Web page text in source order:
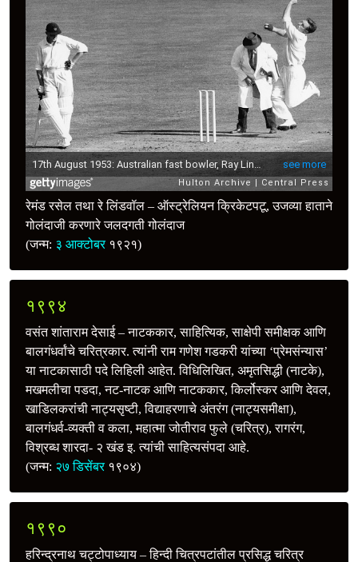
रेमंड रसेल तथा रे लिंडवॉल – ऑस्ट्रेलियन क्रिकेटपटू, उजव्या हाताने
गोलंदाजी करणारे जलदगती गोलंदाज
(जन्म: ३ आक्टोबर१९२१)
१९९४
वसंत शांताराम देसाई – नाटककार, साहित्यिक, साक्षेपी समीक्षक आणि
बालगंधर्वांचे चरित्रकार. त्यांनी राम गणेश गडकरी यांच्या ‘प्रेमसंन्यास’
या नाटकासाठी पदे लिहिली आहेत. विधिलिखित, अमृतसिद्धी (नाटके),
मखमलीचा पडदा, नट-नाटक आणि नाटककार, किर्लोस्कर आणि देवल,
खाडिलकरांची नाट्यसृष्टी, विद्याहरणाचे अंतरंग (नाट्यसमीक्षा),
बालगंधर्व-व्यक्ती व कला, महात्मा जोतीराव फुले (चरित्र), रागरंग,
विश्रब्ध शारदा- २ खंड इ. त्यांची साहित्यसंपदा आहे.
(जन्म: २७ डिसेंबर१९०४)
१९९०
हरिन्द्रनाथ चट्टोपाध्याय – हिन्दी चित्रपटांतील प्रसिद्ध चरित्र